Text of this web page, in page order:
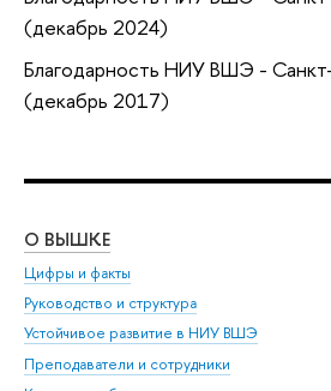
(декабрь 2024)
Благодарность НИУ ВШЭ -
(декабрь 2017)
О ВЫШКЕ
Цифры и факты
Руководство и структура
Устойчивое развитие в НИУ ВШЭ
Преподаватели и сотрудники